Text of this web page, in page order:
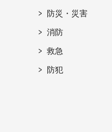
防災・災害
消防
救急
防犯